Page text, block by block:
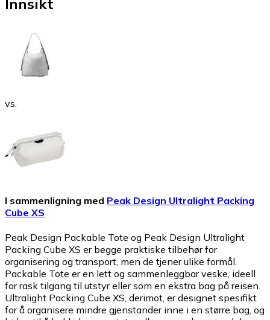
vs.
I sammenligning med Peak Design Ultralight Packing
Cube XS
Peak Design Packable Tote og Peak Design Ultralight
Packing Cube XS er begge praktiske tilbehør for
organisering og transport, men de tjener ulike formål.
Packable Tote er en lett og sammenleggbar veske, ideell
for rask tilgang til utstyr eller som en ekstra bag på reisen.
Ultralight Packing Cube XS, derimot, er designet spesifikt
for å organisere mindre gjenstander inne i en større bag, og